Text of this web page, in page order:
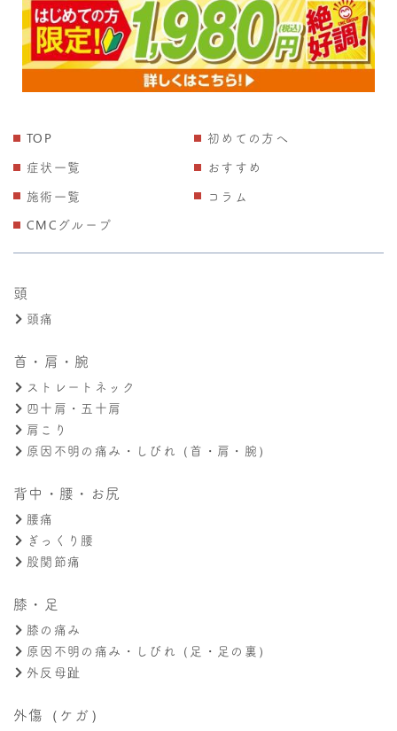
TOP
初めての方へ
症状一覧
おすすめ
施術一覧
コラム
CMCグループ
頭
頭痛
首・肩・腕
ストレートネック
四十肩・五十肩
肩こり
原因不明の痛み・しびれ（首・肩・腕）
背中・腰・お尻
腰痛
ぎっくり腰
股関節痛
膝・足
膝の痛み
原因不明の痛み・しびれ（足・足の裏）
外反母趾
外傷（ケガ）